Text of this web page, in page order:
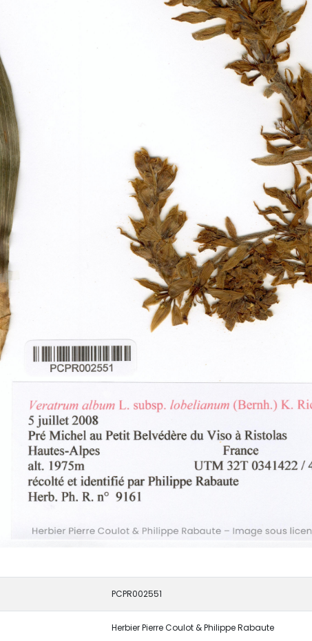
PCPR002551
Herbier Pierre Coulot & Philippe Rabaute